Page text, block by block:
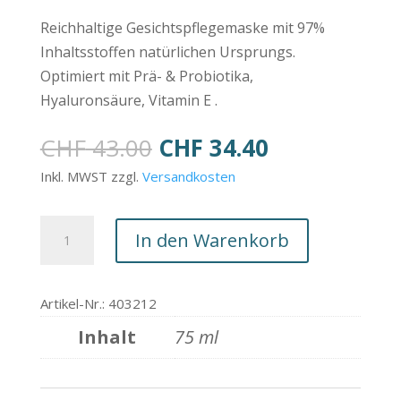
Reichhaltige Gesichtspflegemaske mit 97%
Inhaltsstoffen natürlichen Ursprungs.
Optimiert mit Prä- & Probiotika,
Hyaluronsäure, Vitamin E .
CHF43.00 Ursprünglicher
Preis
CHF 43.00
CHF 34.40Aktueller
CHF 34.40.
Inkl. MWST zzgl. Versandkosten
BABOR
RENEWAL
OVERNIGHT
In den Warenkorb
Artikel-Nr.: 403212
Inhalt 75 ml